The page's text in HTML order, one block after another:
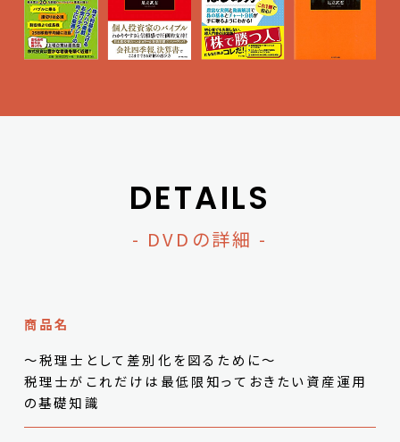
DETAILS
- DVDの詳細 -
商品名
～税理士として差別化を図るために～
税理士がこれだけは最低限知っておきたい資産運用
の基礎知識